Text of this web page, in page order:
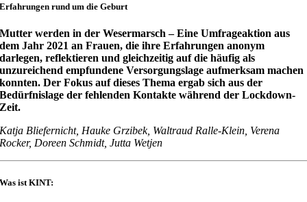
Erfahrungen rund um die Geburt
Mutter werden in der Wesermarsch – Eine Umfrageaktion aus
dem Jahr 2021 an Frauen, die ihre Erfahrungen anonym
darlegen, reflektieren und gleichzeitig auf die häufig als
unzureichend empfundene Versorgungslage aufmerksam machen
konnten. Der Fokus auf dieses Thema ergab sich aus der
Bedürfnislage der fehlenden Kontakte während der Lockdown-
Zeit.
Katja Bliefernicht, Hauke Grzibek, Waltraud Ralle-Klein, Verena
Rocker, Doreen Schmidt, Jutta Wetjen
Was ist KINT: